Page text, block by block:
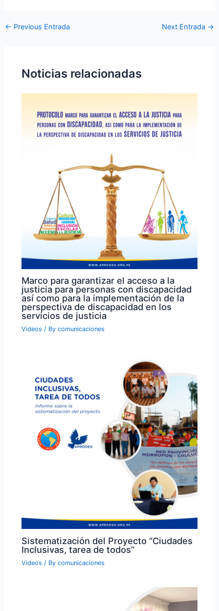
← Previous Entrada Next Entrada →
Noticias relacionadas
Marco para garantizar el acceso a la
justicia para personas con discapacidad
así como para la implementación de la
perspectiva de discapacidad en los
servicios de justicia
Videos / Bycomunicaciones
Sistematización del Proyecto “Ciudades
Inclusivas, tarea de todos”
Videos / Bycomunicaciones